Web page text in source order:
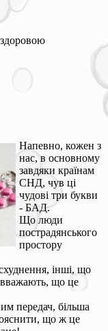
Напевно, кожен з
нас, в основному
завдяки країнам
СНД, чув ці
чудові три букви
- БАД.
Що люди
пострадянського
простору
інші, що
вважають, що це
передач, більша
що ж це